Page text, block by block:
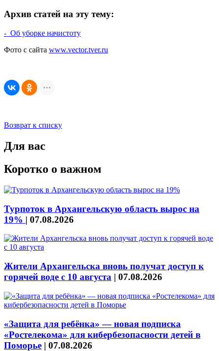
Архив статей на эту тему:
- Об уборке начистоту
Фото с сайта www.vector.tver.ru
Возврат к списку
Для вас
Коротко о важном
Турпоток в Архангельскую область вырос на
19% | 07.08.2026
Жители Архангельска вновь получат доступ к
горячей воде с 10 августа | 07.08.2026
«Защита для ребёнка» — новая подписка
«Ростелекома» для кибербезопасности детей в
Поморье | 07.08.2026